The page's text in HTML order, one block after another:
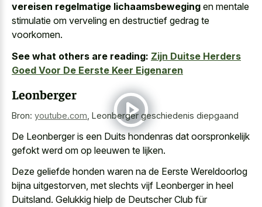
vereisen regelmatige lichaamsbeweging en mentale
stimulatie om verveling en destructief gedrag te
voorkomen.
See what others are reading: Zijn Duitse Herders
Goed Voor De Eerste Keer Eigenaren
Leonberger
Bron: youtube.com Leonberger geschiedenis diepgaand
De Leonberger is een Duits hondenras dat oorspronkelijk
gefokt werd om op leeuwen te lijken.
Deze geliefde honden waren na de Eerste Wereldoorlog
bijna uitgestorven, met slechts vijf Leonberger in heel
Duitsland. Gelukkig hielp de Deutscher Club für